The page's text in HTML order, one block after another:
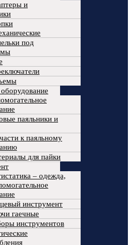
и
под
паяльники и
к паяльному
для пайки
– одежда,
инструмент
гаечные
инструментов